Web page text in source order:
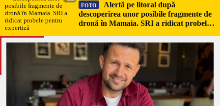
FOTO
Alertă pe litoral după
descoperirea unor posibile fragmente de
dronă în Mamaia. SRI a ridicat probele